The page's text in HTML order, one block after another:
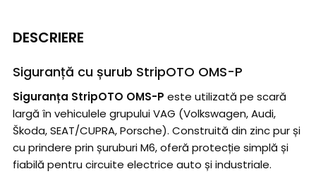
DESCRIERE
Siguranță cu șurub StripOTO OMS-P
Siguranța StripOTO OMS-P este utilizată pe scară
largă în vehiculele grupului VAG (Volkswagen, Audi,
Škoda, SEAT/CUPRA, Porsche). Construită din zinc pur și
cu prindere prin șuruburi M6, oferă protecție simplă și
fiabilă pentru circuite electrice auto și industriale.